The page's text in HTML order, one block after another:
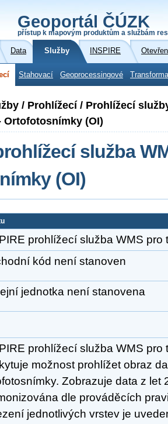
Geoportál ČÚZK
přístup k mapovým produktům a službám
Data Služby INSPIRE
Stahovací Geoprocessingové
/ Prohlížecí / Prohlížecí
Ortofotosnímky (OI)
služba
(OI)
prohlížecí služba WMS pro
kód není stanoven
jednotka není stanovena
prohlížecí služba WMS pro
možnost prohlížet obraz
Zobrazuje data z let
dle prováděcích
jednotlivých vrstev je